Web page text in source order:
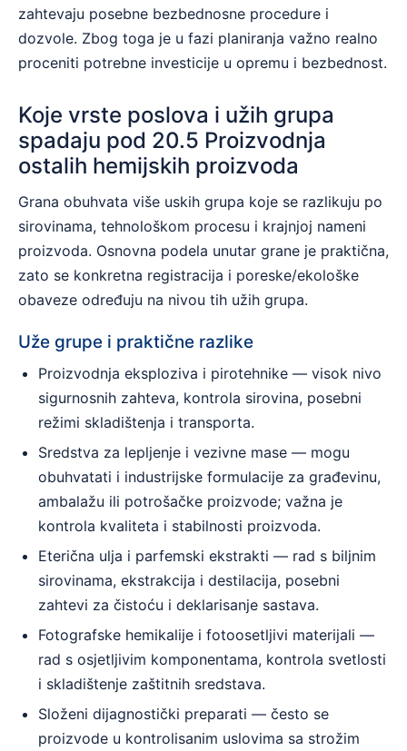
zahtevaju posebne bezbednosne procedure i
dozvole. Zbog toga je u fazi planiranja važno realno
proceniti potrebne investicije u opremu i bezbednost.
Koje vrste poslova i užih grupa
spadaju pod 20.5 Proizvodnja
ostalih hemijskih proizvoda
Grana obuhvata više uskih grupa koje se razlikuju po
sirovinama, tehnološkom procesu i krajnjoj nameni
proizvoda. Osnovna podela unutar grane je praktična,
zato se konkretna registracija i poreske/ekološke
obaveze određuju na nivou tih užih grupa.
Uže grupe i praktične razlike
Proizvodnja eksploziva i pirotehnike — visok nivo
sigurnosnih zahteva, kontrola sirovina, posebni
režimi skladištenja i transporta.
Sredstva za lepljenje i vezivne mase — mogu
obuhvatati i industrijske formulacije za građevinu,
ambalažu ili potrošačke proizvode; važna je
kontrola kvaliteta i stabilnosti proizvoda.
Eterična ulja i parfemski ekstrakti — rad s biljnim
sirovinama, ekstrakcija i destilacija, posebni
zahtevi za čistoću i deklarisanje sastava.
Fotografske hemikalije i fotoosetljivi materijali —
rad s osjetljivim komponentama, kontrola svetlosti
i skladištenje zaštitnih sredstava.
Složeni dijagnostički preparati — često se
proizvode u kontrolisanim uslovima sa strožim